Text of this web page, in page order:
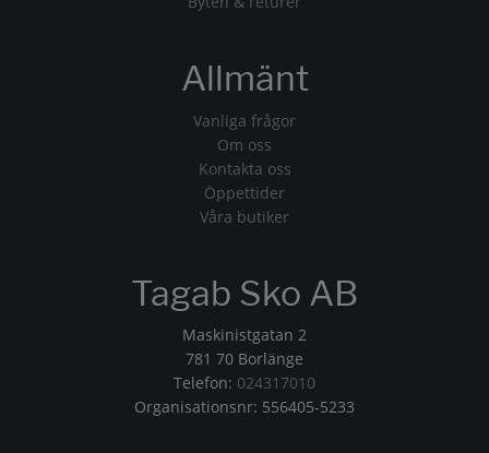
Allmänt
Vanliga frågor
Om oss
Kontakta oss
Öppettider
Våra butiker
Tagab Sko AB
Maskinistgatan 2
781 70 Borlänge
Telefon: 024317010
Organisationsnr: 556405-5233